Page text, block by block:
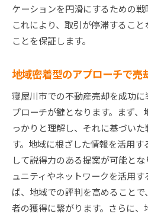
ケーションを円滑にするための戦
これにより、取引が停滞するこ
ことを保証します。
地域密着型のアプローチで売
寝屋川市での不動産売却を成功
プローチが鍵となります。まず
っかりと理解し、それに基づい
す。地域に根ざした情報を活用
して説得力のある提案が可能と
ュニティやネットワークを活用
ば、地域での評判を高めること
者の獲得に繋がります。さらに